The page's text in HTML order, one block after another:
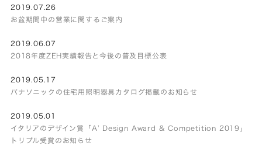
2019.07.26
お盆期間中の営業に関するご案内
2019.06.07
2018年度ZEH実績報告と今後の普及目標公表
2019.05.17
パナソニックの住宅用照明器具カタログ掲載のお知らせ
2019.05.01
イタリアのデザイン賞「A’ Design Award & Competition 2019」
トリプル受賞のお知らせ